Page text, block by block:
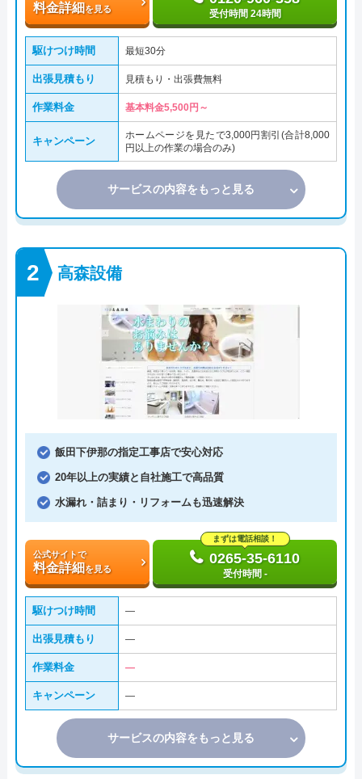
料金詳細を見る 受付時間 24時間
駆けつけ時間 最短30分
出張見積もり 見積もり・出張費無料
作業料金 基本料金5,500円～
キャンペーン
ホームページを見たで3,000円割引(合計8,000
円以上の作業の場合のみ)
サービスの内容をもっと見る
高森設備
飯田下伊那の指定工事店で安心対応
20年以上の実績と自社施工で高品質
水漏れ・詰まり・リフォームも迅速解決
公式サイトで
料金詳細を見る
まずは電話相談！
0265-35-6110
受付時間 -
駆けつけ時間 ―
出張見積もり ―
作業料金 ―
キャンペーン ―
サービスの内容をもっと見る